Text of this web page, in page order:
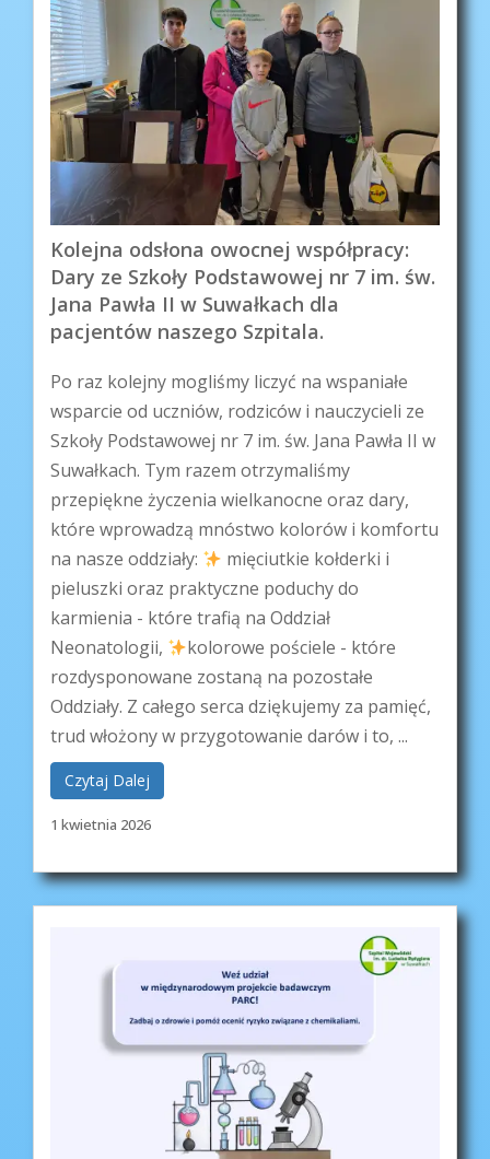
Kolejna odsłona owocnej współpracy:
Dary ze Szkoły Podstawowej nr 7 im. św.
Jana Pawła II w Suwałkach dla
pacjentów naszego Szpitala.
Po raz kolejny mogliśmy liczyć na wspaniałe
wsparcie od uczniów, rodziców i nauczycieli ze
Szkoły Podstawowej nr 7 im. św. Jana Pawła II w
Suwałkach. Tym razem otrzymaliśmy
przepiękne życzenia wielkanocne oraz dary,
które wprowadzą mnóstwo kolorów i komfortu
na nasze oddziały:
mięciutkie kołderki i
pieluszki oraz praktyczne poduchy do
karmienia - które trafią na Oddział
Neonatologii,
kolorowe pościele - które
rozdysponowane zostaną na pozostałe
Oddziały. Z całego serca dziękujemy za pamięć,
trud włożony w przygotowanie darów i to, ...
Czytaj Dalej
1 kwietnia 2026